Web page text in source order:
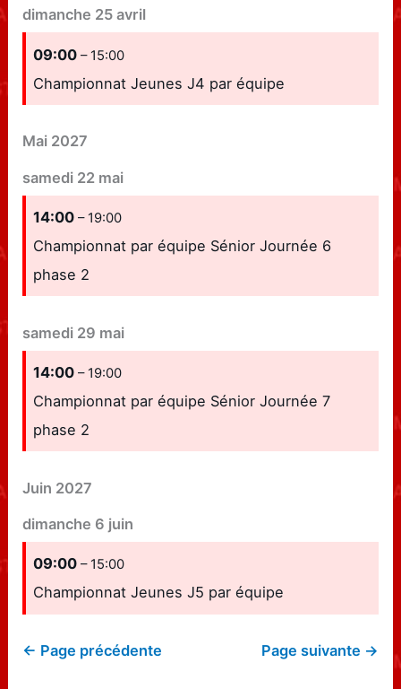
dimanche 25 avril
09:00– 15:00
Championnat Jeunes J4 par équipe
Mai 2027
samedi 22 mai
14:00– 19:00
Championnat par équipe Sénior Journée 6
phase 2
samedi 29 mai
14:00– 19:00
Championnat par équipe Sénior Journée 7
phase 2
Juin 2027
dimanche 6 juin
09:00– 15:00
Championnat Jeunes J5 par équipe
← Page précédente Page suivante →